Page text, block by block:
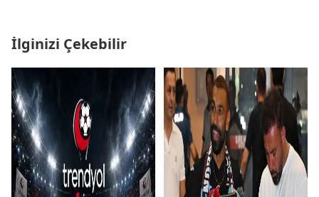
İlginizi Çekebilir